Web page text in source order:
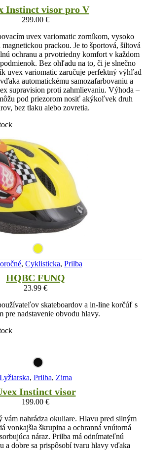
Instinct visor pro V
299.00 €
uvex variomatic zorníkom, vysoko
prackou. Je to športová, šiltová
ochranu a prvotriedny komfort v každom
Bez ohľadu na to, či je slnečno
uvex variomatic zaručuje perfektný výhľad
automatickému samozafarbovaniu a
supravision proti zahmlievaniu. Výhoda –
pod priezorom nosiť akýkoľvek druh
bez tlaku alebo zovretia.
, Cyklisticka, Prilba
HQBC FUNQ
23.99 €
skateboardov a in-line korčúľ s
pre nadstavenie obvodu hlavy.
Lyžiarska, Prilba, Zima
Instinct visor
199.00 €
vám nahrádza okuliare. Hlavu pred silným
vonkajšia škrupina a ochranná vnútorná
náraz. Prilba má odnímateľnú
a dobre sa prispôsobí tvaru hlavy vďaka